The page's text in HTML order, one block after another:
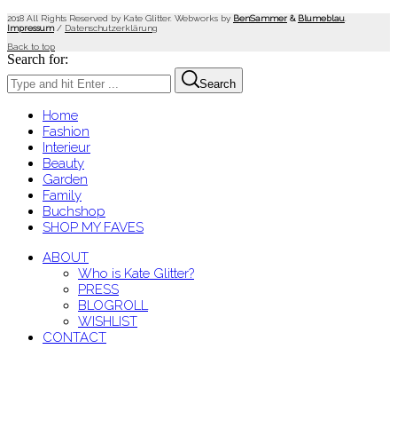
2018 All Rights Reserved by Kate Glitter. Webworks by BenSammer & Blumeblau
Impressum/ Datenschutzerklärung
Back to top
Search for:
Search
Home
Fashion
Interieur
Beauty
Garden
Family
Buchshop
SHOP MY FAVES
ABOUT
Who is Kate Glitter?
PRESS
BLOGROLL
WISHLIST
CONTACT